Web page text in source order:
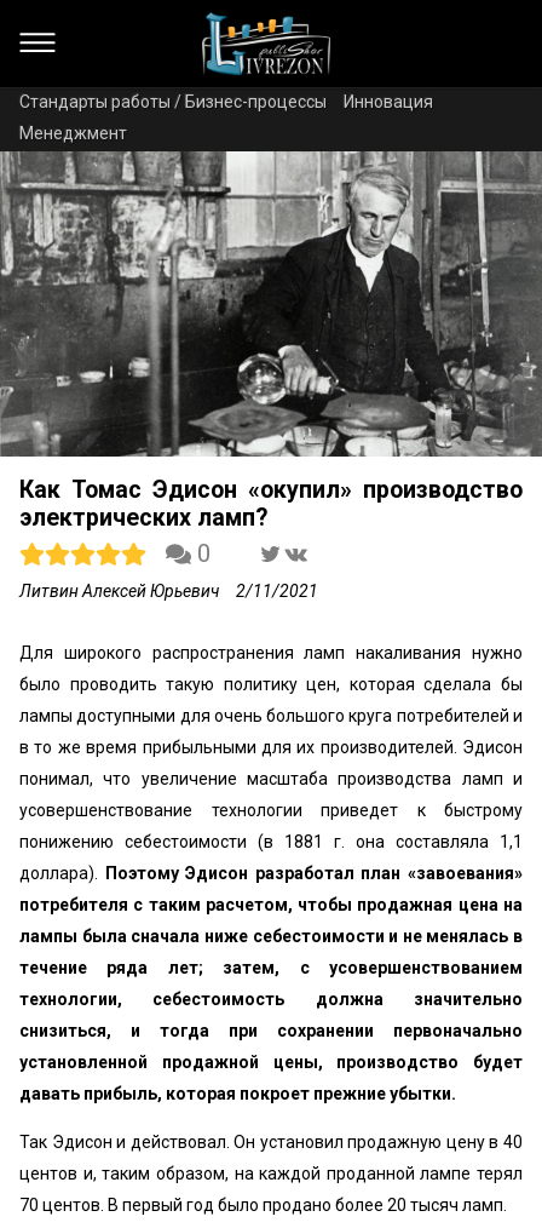
Стандарты работы / Бизнес-процессы
Инновация
Менеджмент
Как Томас Эдисон «окупил» производство
электрических ламп?
0
Литвин Алексей Юрьевич 2/11/2021
Для широкого распространения ламп накаливания нужно
было проводить такую политику цен, которая сделала бы
лампы доступными для очень большого круга потребителей и
в то же время прибыльными для их производителей. Эдисон
понимал, что увеличение масштаба производства ламп и
усовершенствование технологии приведет к быстрому
понижению себестоимости (в 1881 г. она составляла 1,1
доллара).
Поэтому Эдисон разработал план «завоевания»
потребителя с таким расчетом, чтобы продажная цена на
лампы была сначала ниже себестоимости и не менялась в
течение ряда лет; затем, с усовершенствованием
технологии, себестоимость должна значительно
снизиться, и тогда при сохранении первоначально
установленной продажной цены, производство будет
давать прибыль, которая покроет прежние убытки.
Так Эдисон и действовал. Он установил продажную цену в 40
центов и, таким образом, на каждой проданной лампе терял
70 центов. В первый год было продано более 20 тысяч ламп.